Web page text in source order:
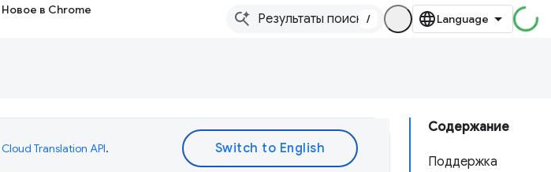
Новое в Chrome
/
Содержание
Поддержка
Cloud Translation API.